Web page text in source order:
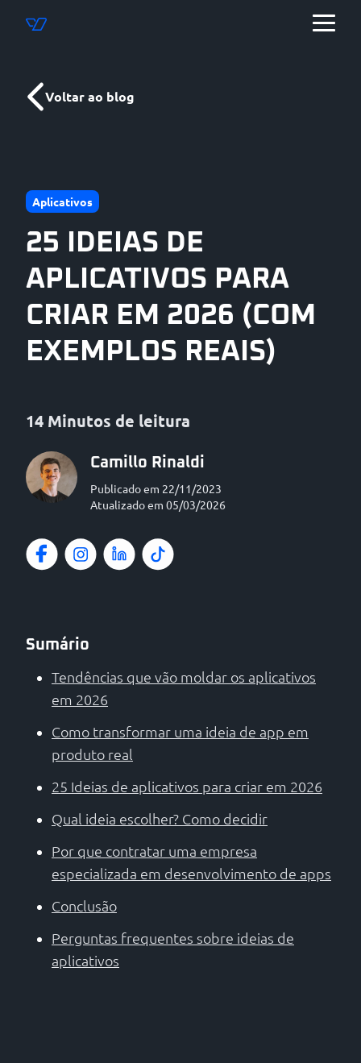
Voltar ao blog
Aplicativos
25 IDEIAS DE
APLICATIVOS PARA
CRIAR EM 2026 (COM
EXEMPLOS REAIS)
14 Minutos de leitura
Camillo Rinaldi
Publicado em 22/11/2023
Atualizado em 05/03/2026
Sumário
Tendências que vão moldar os aplicativos
em 2026
Como transformar uma ideia de app em
produto real
25 Ideias de aplicativos para criar em 2026
Qual ideia escolher? Como decidir
Por que contratar uma empresa
especializada em desenvolvimento de apps
Conclusão
Perguntas frequentes sobre ideias de
aplicativos